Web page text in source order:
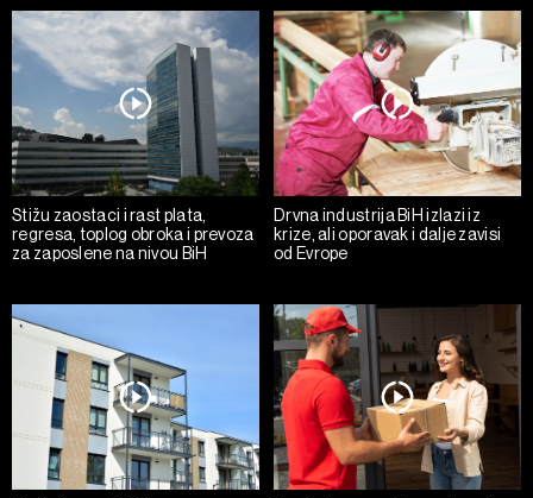
Stižu zaostaci i rast plata,
regresa, toplog obroka i prevoza
za zaposlene na nivou BiH
Drvna industrija BiH izlazi iz
krize, ali oporavak i dalje zavisi
od Evrope